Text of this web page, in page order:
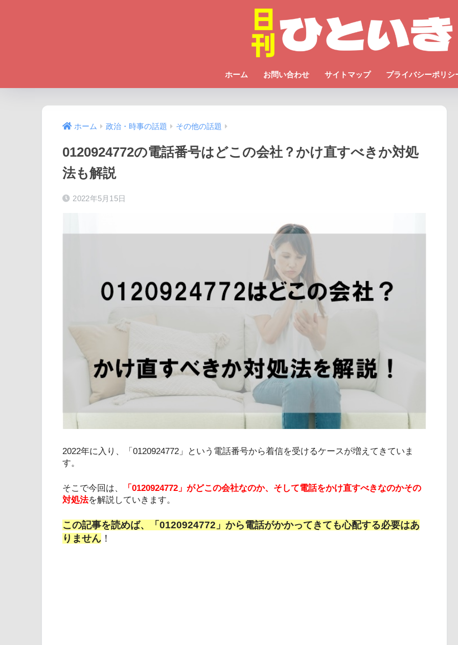
ホーム お問い合わせ サイトマップ プライバシーポリシ
ホーム 政治・時事の話題 その他の話題
0120924772の電話番号はどこの会社？かけ直すべきか対処
法も解説
2022年5月15日
2022年に入り、「0120924772」という電話番号から着信を受けるケースが増えてきていま
す。
そこで今回は、
「0120924772」がどこの会社なのか、そして電話をかけ直すべきなのかその
対処法を解説していきます。
この記事を読めば、「0120924772」から電話がかかってきても心配する必要はあ
りません ！